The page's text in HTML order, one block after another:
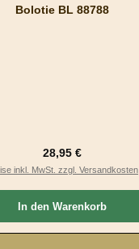
Bolotie BL 88788
Regulärer Preis:
28,95 €
inkl. MwSt. zzgl. Versandkosten
In den Warenkorb